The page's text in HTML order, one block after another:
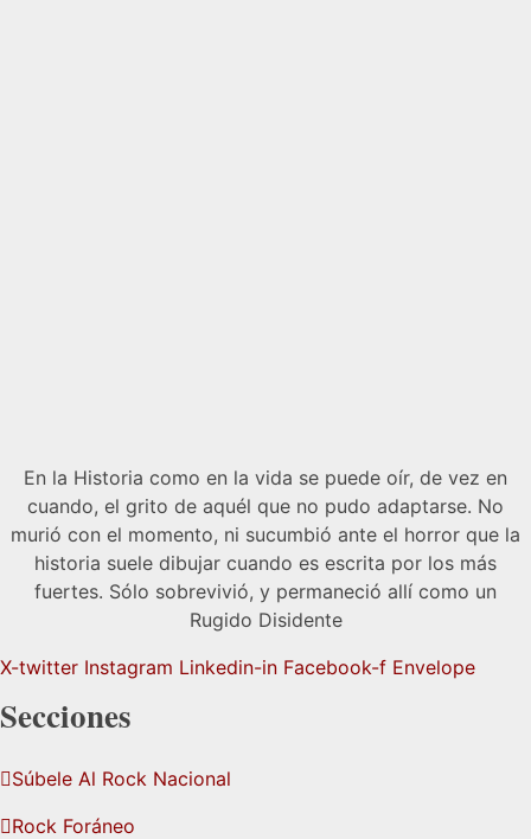
En la Historia como en la vida se puede oír, de vez en
cuando, el grito de aquél que no pudo adaptarse. No
murió con el momento, ni sucumbió ante el horror que la
historia suele dibujar cuando es escrita por los más
fuertes. Sólo sobrevivió, y permaneció allí como un
Rugido Disidente
X-twitter Instagram Linkedin-in Facebook-f Envelope
Secciones
Súbele Al Rock Nacional
Rock Foráneo